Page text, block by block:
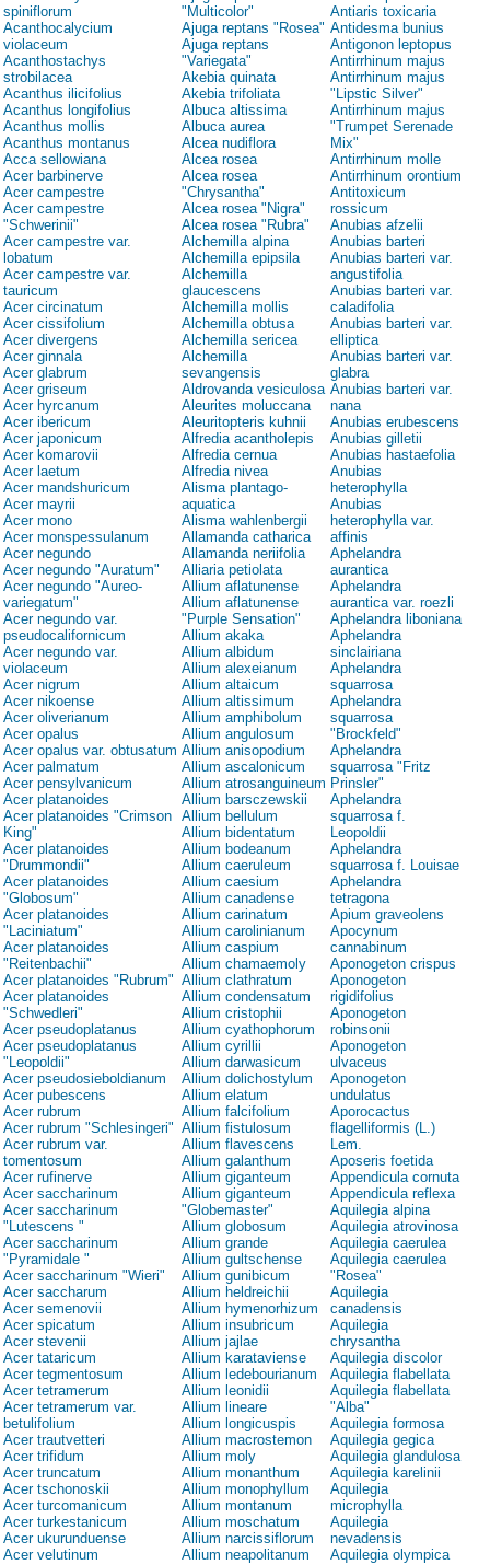
spiniflorum
Acanthocalycium
violaceum
Acanthostachys
strobilacea
Acanthus ilicifolius
Acanthus longifolius
Acanthus mollis
Acanthus montanus
Acca sellowiana
Acer barbinerve
Acer campestre
Acer campestre
"Schwerinii"
Acer campestre var.
lobatum
Acer campestre var.
tauricum
Acer circinatum
Acer cissifolium
Acer divergens
Acer ginnala
Acer glabrum
Acer griseum
Acer hyrcanum
Acer ibericum
Acer japonicum
Acer komarovii
Acer laetum
Acer mandshuricum
Acer mayrii
Acer mono
Acer monspessulanum
Acer negundo
Acer negundo "Auratum"
Acer negundo "Aureo-
variegatum"
Acer negundo var.
pseudocalifornicum
Acer negundo var.
violaceum
Acer nigrum
Acer nikoense
Acer oliverianum
Acer opalus
Acer opalus var. obtusatum
Acer palmatum
Acer pensylvanicum
Acer platanoides
Acer platanoides "Crimson
King"
Acer platanoides
"Drummondii"
Acer platanoides
"Globosum"
Acer platanoides
"Laciniatum"
Acer platanoides
"Reitenbachii"
Acer platanoides "Rubrum"
Acer platanoides
"Schwedleri"
Acer pseudoplatanus
Acer pseudoplatanus
"Leopoldii"
Acer pseudosieboldianum
Acer pubescens
Acer rubrum
Acer rubrum "Schlesingeri"
Acer rubrum var.
tomentosum
Acer rufinerve
Acer saccharinum
Acer saccharinum
"Lutescens "
Acer saccharinum
"Pyramidale "
Acer saccharinum "Wieri"
Acer saccharum
Acer semenovii
Acer spicatum
Acer stevenii
Acer tataricum
Acer tegmentosum
Acer tetramerum
Acer tetramerum var.
betulifolium
Acer trautvetteri
Acer trifidum
Acer truncatum
Acer tschonoskii
Acer turcomanicum
Acer turkestanicum
Acer ukurunduense
Acer velutinum
"Multicolor"
Ajuga reptans "Rosea"
Ajuga reptans
"Variegata"
Akebia quinata
Akebia trifoliata
Albuca altissima
Albuca aurea
Alcea nudiflora
Alcea rosea
Alcea rosea
"Chrysantha"
Alcea rosea "Nigra"
Alcea rosea "Rubra"
Alchemilla alpina
Alchemilla epipsila
Alchemilla
glaucescens
Alchemilla mollis
Alchemilla obtusa
Alchemilla sericea
Alchemilla
sevangensis
Aldrovanda vesiculosa
Aleurites moluccana
Aleuritopteris kuhnii
Alfredia acantholepis
Alfredia cernua
Alfredia nivea
Alisma plantago-
aquatica
Alisma wahlenbergii
Allamanda catharica
Allamanda neriifolia
Alliaria petiolata
Allium aflatunense
Allium aflatunense
"Purple Sensation"
Allium akaka
Allium albidum
Allium alexeianum
Allium altaicum
Allium altissimum
Allium amphibolum
Allium angulosum
Allium anisopodium
Allium ascalonicum
Allium atrosanguineum
Allium barsczewskii
Allium bellulum
Allium bidentatum
Allium bodeanum
Allium caeruleum
Allium caesium
Allium canadense
Allium carinatum
Allium carolinianum
Allium caspium
Allium chamaemoly
Allium clathratum
Allium condensatum
Allium cristophii
Allium cyathophorum
Allium cyrillii
Allium darwasicum
Allium dolichostylum
Allium elatum
Allium falcifolium
Allium fistulosum
Allium flavescens
Allium galanthum
Allium giganteum
Allium giganteum
"Globemaster"
Allium globosum
Allium grande
Allium gultschense
Allium gunibicum
Allium heldreichii
Allium hymenorhizum
Allium insubricum
Allium jajlae
Allium karataviense
Allium ledebourianum
Allium leonidii
Allium lineare
Allium longicuspis
Allium macrostemon
Allium moly
Allium monanthum
Allium monophyllum
Allium montanum
Allium moschatum
Allium narcissiflorum
Allium neapolitanum
Antiaris toxicaria
Antidesma bunius
Antigonon leptopus
Antirrhinum majus
Antirrhinum majus
"Lipstic Silver"
Antirrhinum majus
"Trumpet Serenade
Mix"
Antirrhinum molle
Antirrhinum orontium
Antitoxicum
rossicum
Anubias afzelii
Anubias barteri
Anubias barteri var.
angustifolia
Anubias barteri var.
caladifolia
Anubias barteri var.
elliptica
Anubias barteri var.
glabra
Anubias barteri var.
nana
Anubias erubescens
Anubias gilletii
Anubias hastaefolia
Anubias
heterophylla
Anubias
heterophylla var.
affinis
Aphelandra
aurantica
Aphelandra
aurantica var. roezli
Aphelandra liboniana
Aphelandra
sinclairiana
Aphelandra
squarrosa
Aphelandra
squarrosa
"Brockfeld"
Aphelandra
squarrosa "Fritz
Prinsler"
Aphelandra
squarrosa f.
Leopoldii
Aphelandra
squarrosa f. Louisae
Aphelandra
tetragona
Apium graveolens
Apocynum
cannabinum
Aponogeton crispus
Aponogeton
rigidifolius
Aponogeton
robinsonii
Aponogeton
ulvaceus
Aponogeton
undulatus
Aporocactus
flagelliformis (L.)
Lem.
Aposeris foetida
Appendicula cornuta
Appendicula reflexa
Aquilegia alpina
Aquilegia atrovinosa
Aquilegia caerulea
Aquilegia caerulea
"Rosea"
Aquilegia
canadensis
Aquilegia
chrysantha
Aquilegia discolor
Aquilegia flabellata
Aquilegia flabellata
"Alba"
Aquilegia formosa
Aquilegia gegica
Aquilegia glandulosa
Aquilegia karelinii
Aquilegia
microphylla
Aquilegia
nevadensis
Aquilegia olympica